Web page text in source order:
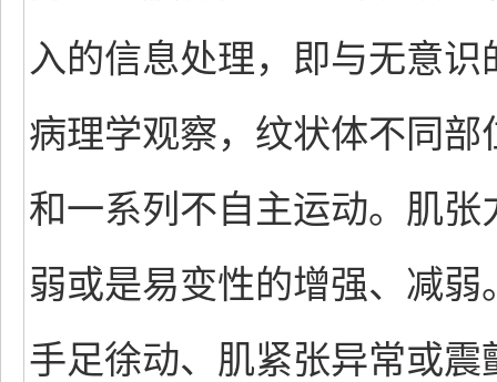
入的信息处理，即与无意
病理学观察，纹状体不同
和一系列不自主运动。肌
弱或是易变性的增强、减
手足徐动、肌紧张异常或